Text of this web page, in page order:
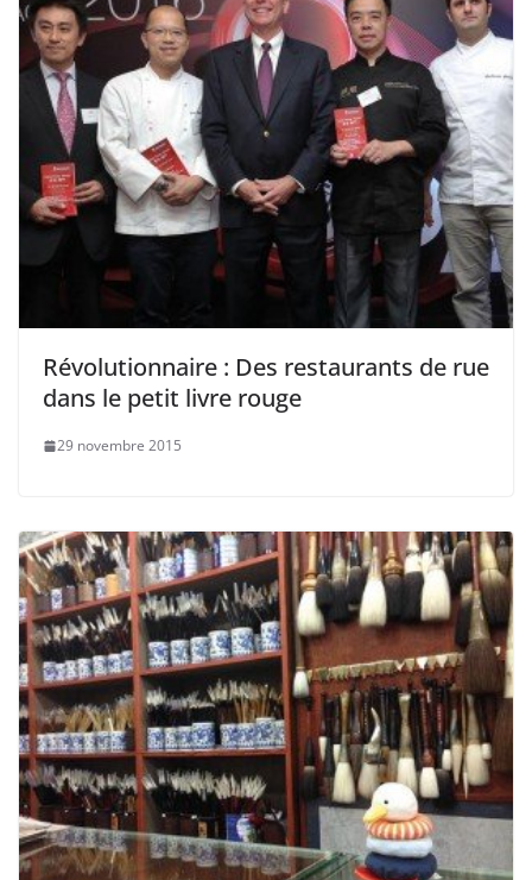
Révolutionnaire : Des restaurants de rue
dans le petit livre rouge
29 novembre 2015